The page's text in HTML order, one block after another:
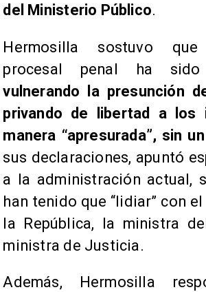
del Ministerio Público.
Hermosilla sostuvo
procesal penal ha sido
vulnerando la presunción
privando de libertad a los
manera “apresurada”, sin
sus declaraciones, apuntó
a la administración actual,
han tenido que “lidiar” con
la República, la ministra
ministra de Justicia.
Además, Hermosilla